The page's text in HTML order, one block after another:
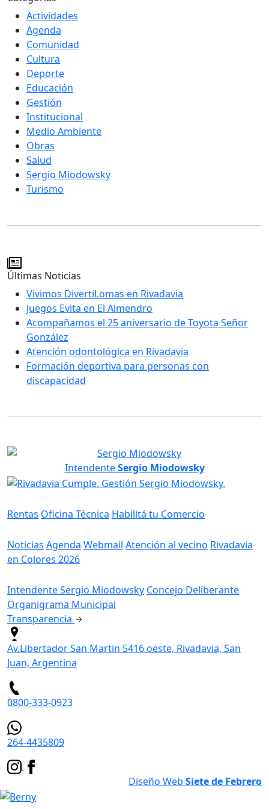
Actividades
Agenda
Comunidad
Cultura
Deporte
Educación
Gestión
Institucional
Medio Ambiente
Obras
Salud
Sergio Miodowsky
Turismo
Últimas Noticias
Vivimos DivertiLomas en Rivadavia
Juegos Evita en El Almendro
Acompañamos el 25 aniversario de Toyota Señor
González
Atención odontológica en Rivadavia
Formación deportiva para personas con
discapacidad
IntendenteSergio Miodowsky
Rentas Oficina Técnica Habilitá tu Comercio
Noticias Agenda Webmail Atención al vecino Rivadavia
en Colores 2026
Intendente Sergio Miodowsky Concejo Deliberante
Organigrama Municipal
Transparencia
Av.Libertador San Martin 5416 oeste, Rivadavia, San
Juan, Argentina
0800-333-0923
264-4435809
Diseño Web Siete de Febrero